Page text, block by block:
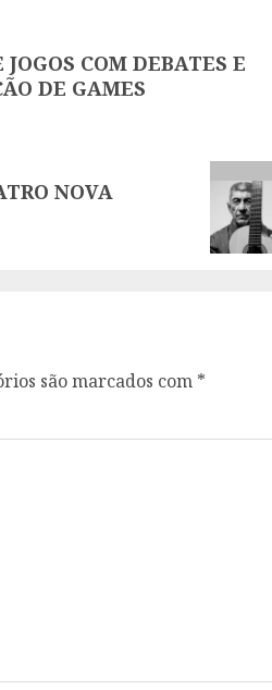
COM DEBATES E
DE GAMES
NOVA
são marcados com *